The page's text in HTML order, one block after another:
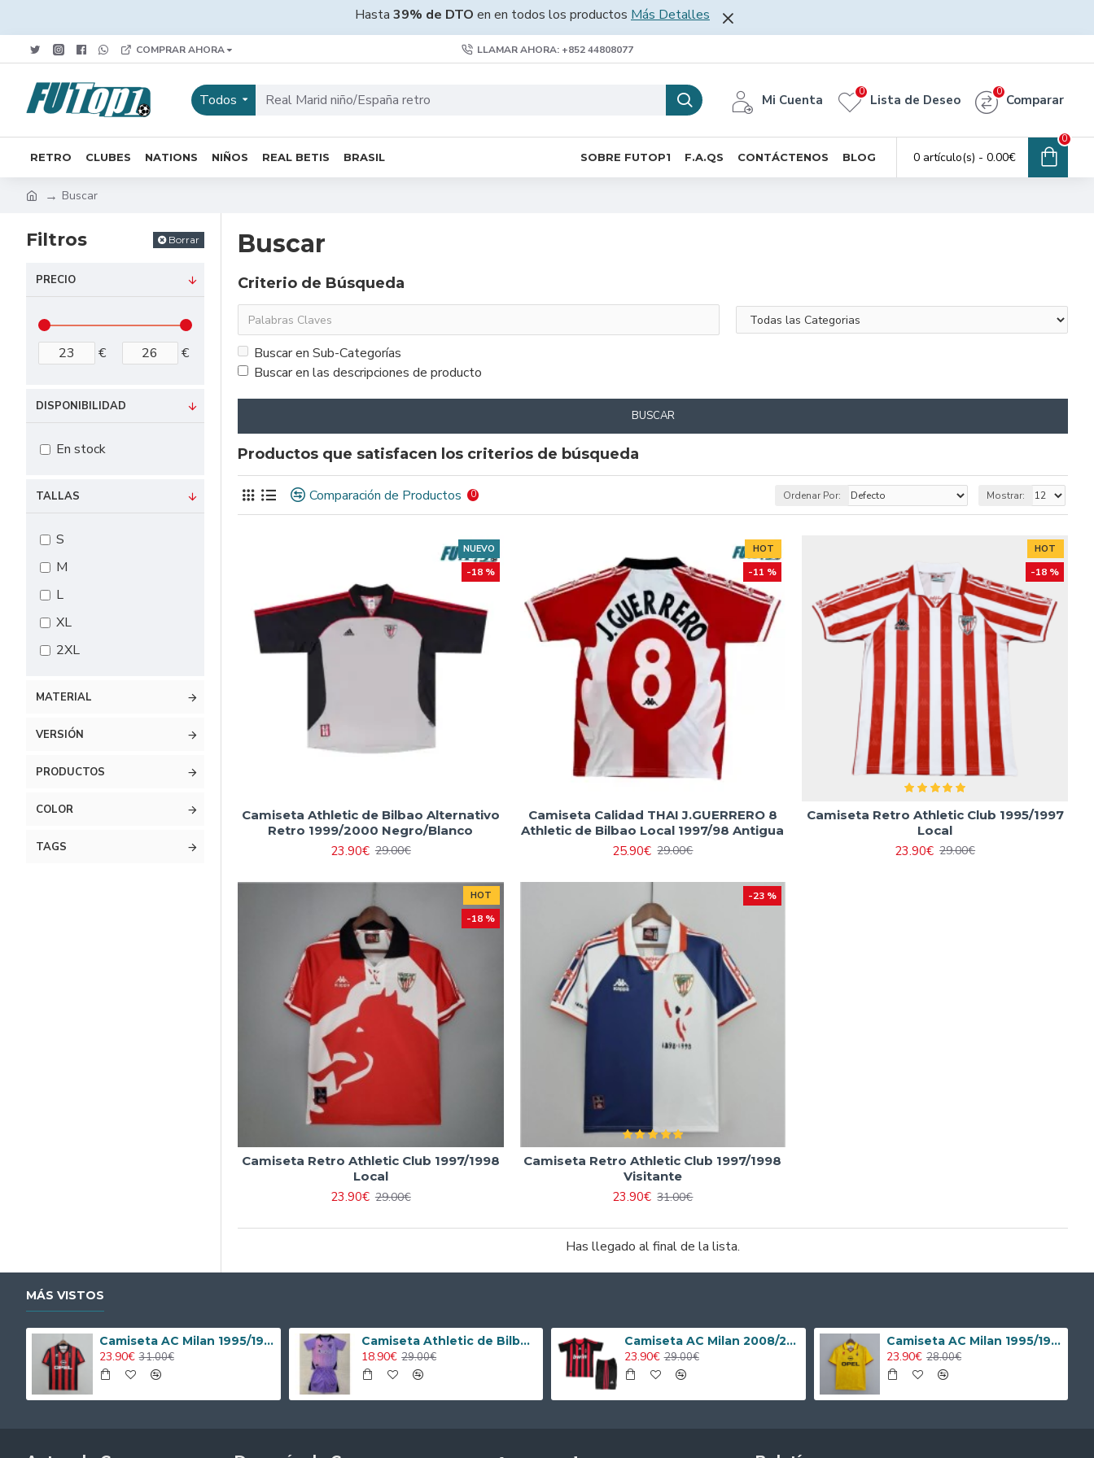
Hasta 39% de DTO en en todos los productos Más Detalles
COMPRAR AHORA LLAMAR AHORA: +852 44808077
Todos Mi Cuenta Lista de Deseo
0
Comparar
0
RETRO CLUBES NATIONS NIÑOS REAL BETIS BRASIL SOBRE FUTOP1 F.A.QS CONTÁCTENOS BLOG 0 artículo(s) - 0.00€
0
Buscar
Filtros Borrar
PRECIO
€ €
MATERIAL
VERSIÓN
PRODUCTOS
COLOR
TALLAS
S
M
L
XL
2XL
TAGS
DISPONIBILIDAD
En stock
Buscar
Criterio de Búsqueda
Buscar en Sub-Categorías
Buscar en las descripciones de producto
BUSCAR
Productos que satisfacen los criterios de búsqueda
Comparación de Productos 0 Ordenar Por: Mostrar:
NUEVO
-18 %
Camiseta Athletic de Bilbao Alternativo
Retro 1999/2000 Negro/Blanco
23.90€ 29.00€
HOT
-11 %
Camiseta Calidad THAI J.GUERRERO 8
Athletic de Bilbao Local 1997/98 Antigua
25.90€ 29.00€
HOT
-18 %
Camiseta Retro Athletic Club 1995/1997
Local
23.90€ 29.00€
HOT
-18 %
Camiseta Retro Athletic Club 1997/1998
Local
23.90€ 29.00€
-23 %
Camiseta Retro Athletic Club 1997/1998
Visitante
23.90€ 31.00€
Has llegado al final de la lista.
MÁS VISTOS
Camiseta AC Milan 1995/1996 Local Retro
23.90€ 31.00€
Camiseta Athletic de Bilbao 2024/2025 Alternativo Niño Kit
18.90€ 29.00€
Camiseta AC Milan 2008/2009 Local Retro Niño Kit
23.90€ 29.00€
Camiseta AC Milan 1995/1996 Alternativo Retro
23.90€ 28.00€